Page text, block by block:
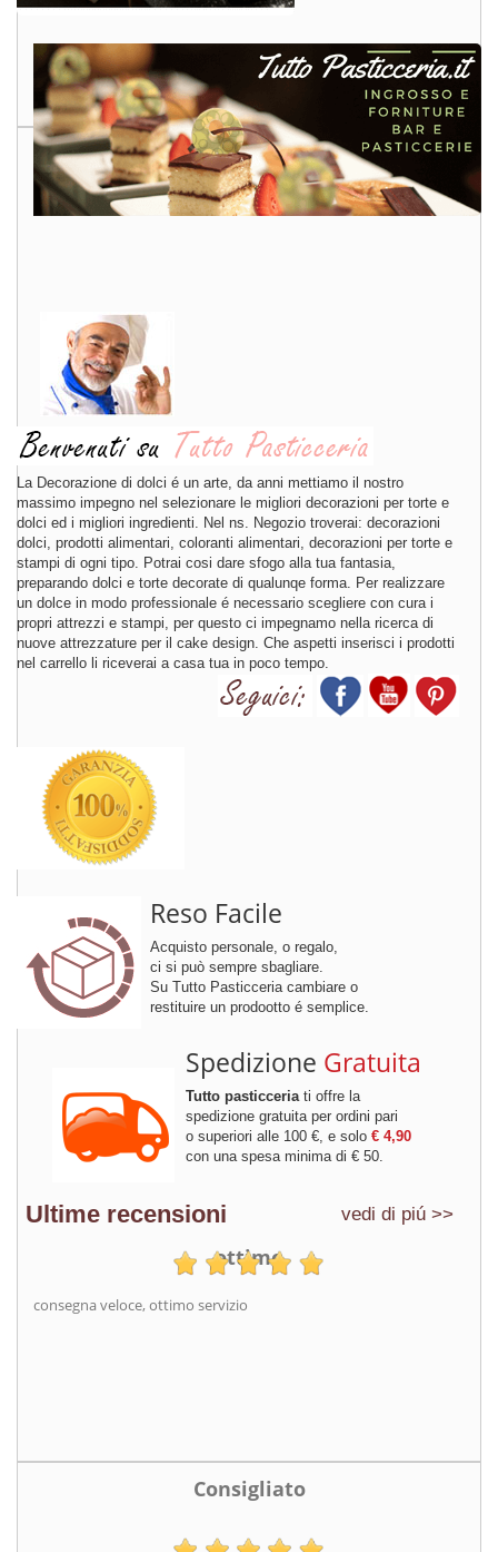
La Decorazione di dolci é un arte, da anni mettiamo il nostro
massimo impegno nel selezionare le migliori decorazioni per torte e
dolci ed i migliori ingredienti. Nel ns. Negozio troverai: decorazioni
dolci, prodotti alimentari, coloranti alimentari, decorazioni per torte e
stampi di ogni tipo. Potrai cosi dare sfogo alla tua fantasia,
preparando dolci e torte decorate di qualunqe forma. Per realizzare
un dolce in modo professionale é necessario scegliere con cura i
propri attrezzi e stampi, per questo ci impegnamo nella ricerca di
nuove attrezzature per il cake design. Che aspetti inserisci i prodotti
nel carrello li riceverai a casa tua in poco tempo.
Reso Facile
Acquisto personale, o regalo,
ci si può sempre sbagliare.
Su Tutto Pasticceria cambiare o
restituire un prodootto é semplice.
Spedizione Gratuita
Tutto pasticceriati offre la
spedizione gratuita per ordini pari
o superiori alle 100 €, e solo € 4,90
con una spesa minima di € 50.
Ultime recensioni vedi di piú >>
ottimo
consegna veloce, ottimo servizio
Consigliato